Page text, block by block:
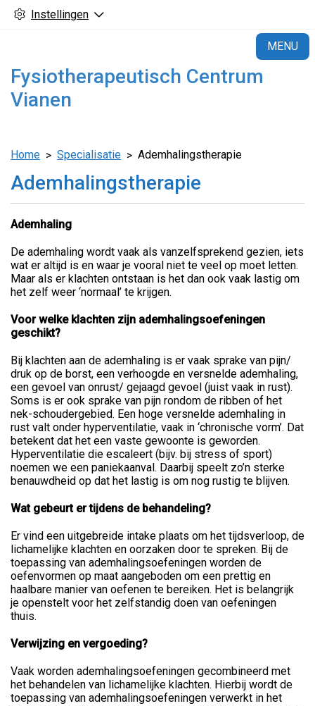
Instellingen
MENU
Fysiotherapeutisch Centrum
Vianen
Home Specialisatie Ademhalingstherapie
Ademhalingstherapie
Ademhaling
De ademhaling wordt vaak als vanzelfsprekend gezien, iets
wat er altijd is en waar je vooral niet te veel op moet letten.
Maar als er klachten ontstaan is het dan ook vaak lastig om
het zelf weer ‘normaal’ te krijgen.
Voor welke klachten zijn ademhalingsoefeningen
geschikt?
Bij klachten aan de ademhaling is er vaak sprake van pijn/
druk op de borst, een verhoogde en versnelde ademhaling,
een gevoel van onrust/ gejaagd gevoel (juist vaak in rust).
Soms is er ook sprake van pijn rondom de ribben of het
nek-schoudergebied. Een hoge versnelde ademhaling in
rust valt onder hyperventilatie, vaak in ‘chronische vorm’. Dat
betekent dat het een vaste gewoonte is geworden.
Hyperventilatie die escaleert (bijv. bij stress of sport)
noemen we een paniekaanval. Daarbij speelt zo’n sterke
benauwdheid op dat het lastig is om nog rustig te blijven.
Wat gebeurt er tijdens de behandeling?
Er vind een uitgebreide intake plaats om het tijdsverloop, de
lichamelijke klachten en oorzaken door te spreken. Bij de
toepassing van ademhalingsoefeningen worden de
oefenvormen op maat aangeboden om een prettig en
haalbare manier van oefenen te bereiken. Het is belangrijk
je openstelt voor het zelfstandig doen van oefeningen
thuis.
Verwijzing en vergoeding?
Vaak worden ademhalingsoefeningen gecombineerd met
het behandelen van lichamelijke klachten. Hierbij wordt de
toepassing van ademhalingsoefeningen verwerkt in het